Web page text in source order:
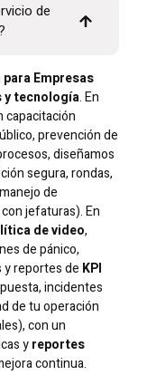
de
Empresas
y tecnología. En
capacitación
prevención de
diseñamos
segura, rondas,
de
jefaturas). En
de video,
de pánico,
reportes de KPI
incidentes
de tu operación
con un
yreportes
continua.